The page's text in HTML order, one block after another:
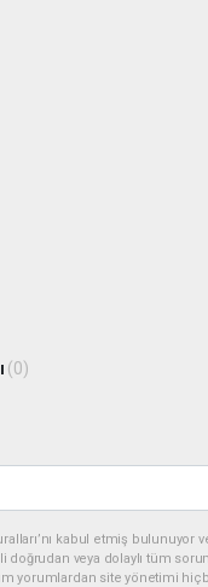
(0)
kabul etmiş bulunuyor
doğrudan veya dolaylı tüm
yorumlardan site yönetimi